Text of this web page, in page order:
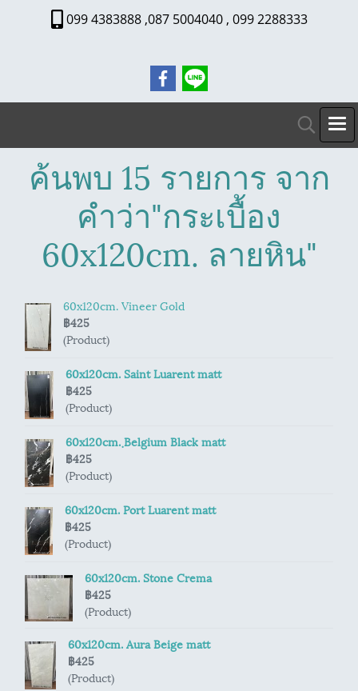
099 4383888 ,087 5004040 , 099 2288333
ค้นพบ 15 รายการ จาก
คำว่า"กระเบื้อง
60x120cm. ลายหิน"
60x120cm. Vineer Gold
฿425
(Product)
60x120cm. Saint Luarent matt
฿425
(Product)
60x120cm. ฺBelgium Black matt
฿425
(Product)
60x120cm. Port Luarent matt
฿425
(Product)
60x120cm. Stone Crema
฿425
(Product)
60x120cm. Aura Beige matt
฿425
(Product)